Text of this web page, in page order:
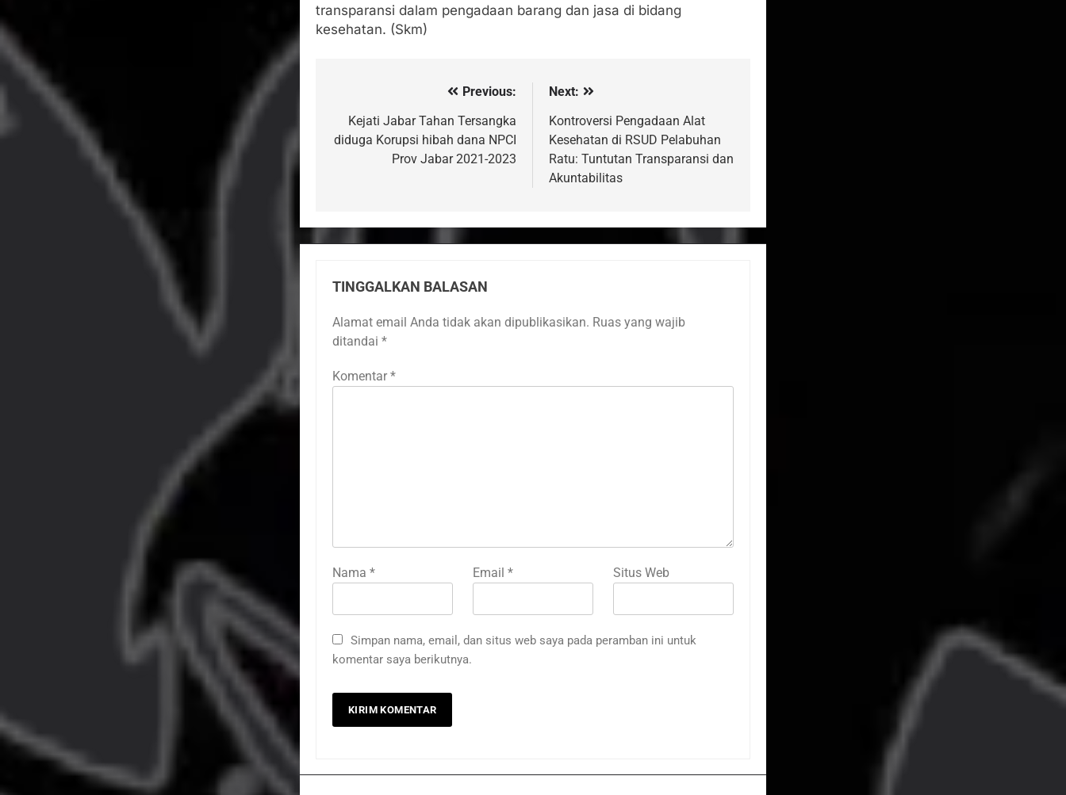
transparansi dalam pengadaan barang dan jasa di bidang
kesehatan. (Skm)
pos
Previous:
Kejati Jabar Tahan Tersangka
diduga Korupsi hibah dana NPCI
Prov Jabar 2021-2023
Next:
Kontroversi Pengadaan Alat
Kesehatan di RSUD Pelabuhan
Ratu: Tuntutan Transparansi dan
Akuntabilitas
TINGGALKAN BALASAN
Alamat email Anda tidak akan dipublikasikan. Ruas yang wajib
ditandai *
Komentar *
Nama * Email* Situs Web
Simpan nama, email, dan situs web saya pada peramban ini untuk
komentar saya berikutnya.